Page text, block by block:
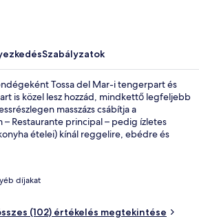
Szabályzatok
Tossa del Mar-i tengerpart és
is közel lesz hozzád, mindkettő legfeljebb
masszázs csábítja a
Restaurante principal – pedig ízletes
ételei) kínál reggelire, ebédre és
melletti bár is várja.
díjakat
(102) értékelés megtekintése